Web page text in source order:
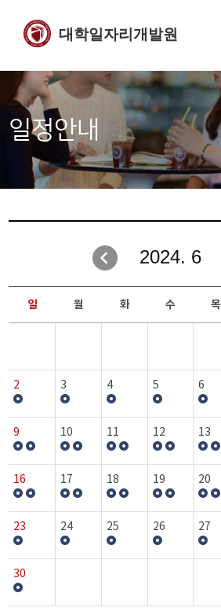
대학일자리개발원
일정안내
2024. 6
일 월 화 수 목
2 3 4 5 6
9 10 11 12 13
16 17 18 19 20
23 24 25 26 27
30